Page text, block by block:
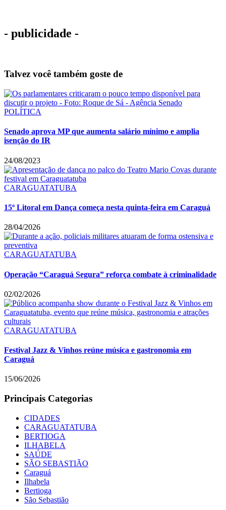
- publicidade -
Talvez você também goste de
POLÍTICA
Senado aprova MP que aumenta salário mínimo e amplia
isenção do IR
24/08/2023
CARAGUATATUBA
15º Litoral em Dança começa nesta quinta-feira em Caraguá
28/04/2026
CARAGUATATUBA
Operação “Caraguá Segura” reforça combate à criminalidade
02/02/2026
CARAGUATATUBA
Festival Jazz & Vinhos reúne música e gastronomia em
Caraguá
15/06/2026
Principais Categorias
CIDADES
CARAGUATATUBA
BERTIOGA
ILHABELA
SAÚDE
SÃO SEBASTIÃO
Caraguá
Ilhabela
Bertioga
São Sebastião